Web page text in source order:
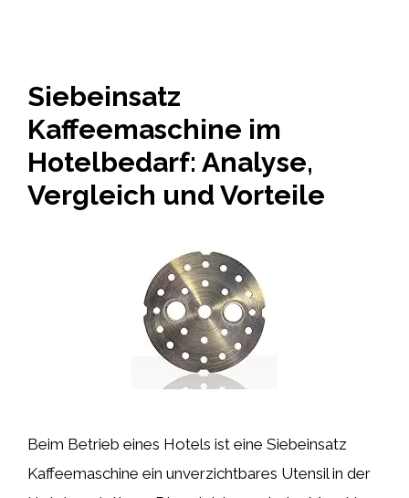
Siebeinsatz
Kaffeemaschine im
Hotelbedarf: Analyse,
Vergleich und Vorteile
Beim Betrieb eines Hotels ist eine Siebeinsatz
Kaffeemaschine ein unverzichtbares Utensil in der